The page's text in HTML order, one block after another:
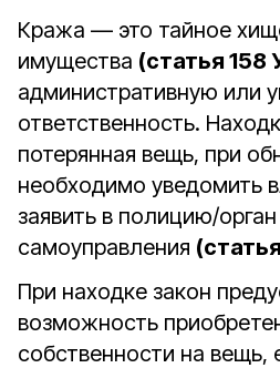
Кража — это тайное
имущества (статья 158
административную или
ответственность.
потерянная вещь, при
необходимо уведомить
заявить в полицию/
самоуправления
При находке закон
возможность
собственности на вещь,